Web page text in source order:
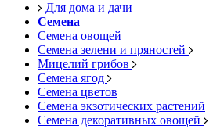
Для дома и дачи
Семена
Семена овощей
Семена зелени и пряностей
Мицелий грибов
Семена ягод
Семена цветов
Семена экзотических растений
Семена декоративных овощей